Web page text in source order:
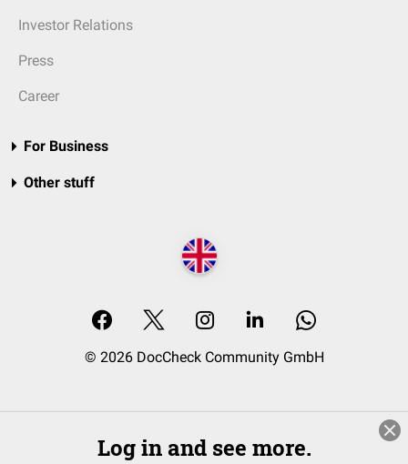
Investor Relations
Press
Career
For Business
Other stuff
© 2026 DocCheck Community GmbH
Log in and see more.